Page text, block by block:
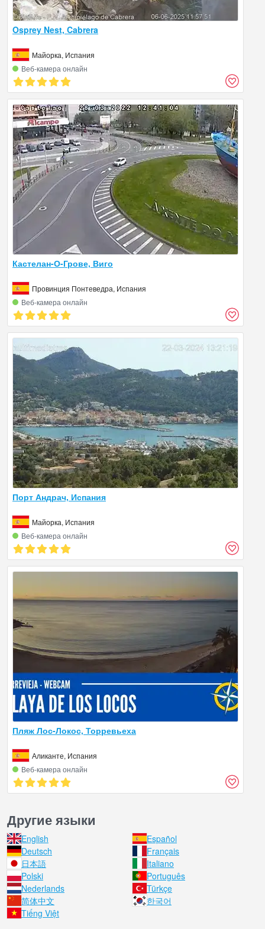
Osprey Nest, Cabrera
Майорка, Испания
Веб‑камера онлайн
Кастелан-О-Грове, Виго
Провинция Понтеведра, Испания
Веб‑камера онлайн
Порт Андрач, Испания
Майорка, Испания
Веб‑камера онлайн
Пляж Лос-Локос, Торревьеха
Аликанте, Испания
Веб‑камера онлайн
Другие языки
English
Español
Deutsch
Français
日本語
Italiano
Polski
Português
Nederlands
Türkçe
简体中文
한국어
Tiếng Việt